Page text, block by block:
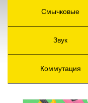
Смычковые
Звук
Коммутация